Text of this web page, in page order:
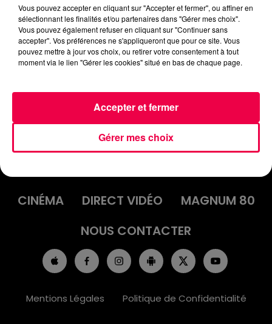
podcasts/2023/04/20230413-FALSIFICATEUSE.mp3
INFOS
EMISSIONS
CINÉMA
DIRECT VIDÉO
MAGNUM 80
NOUS CONTACTER
Mentions Légales Politique de Confidentialité
Vous pouvez accepter en cliquant sur "Accepter et fermer", ou affiner en
sélectionnant les finalités et/ou partenaires dans "Gérer mes choix".
Vous pouvez également refuser en cliquant sur "Continuer sans
accepter". Vos préférences ne s'appliqueront que pour ce site. Vous
pouvez mettre à jour vos choix, ou retirer votre consentement à tout
moment via le lien "Gérer les cookies" situé en bas de chaque page.
Gérer mes choix
Accepter et fermer